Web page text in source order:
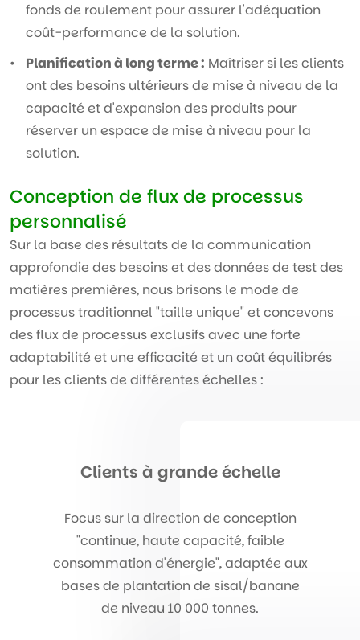
fonds de roulement pour assurer l'adéquation
coût-performance de la solution.
Planification à long terme : Maîtriser si les clients
ont des besoins ultérieurs de mise à niveau de la
capacité et d'expansion des produits pour
réserver un espace de mise à niveau pour la
solution.
Conception de flux de processus
personnalisé
Sur la base des résultats de la communication
approfondie des besoins et des données de test des
matières premières, nous brisons le mode de
processus traditionnel "taille unique" et concevons
des flux de processus exclusifs avec une forte
adaptabilité et une efficacité et un coût équilibrés
pour les clients de différentes échelles :
Clients à grande échelle
Focus sur la direction de conception
"continue, haute capacité, faible
consommation d'énergie", adaptée aux
bases de plantation de sisal/banane
de niveau 10 000 tonnes.